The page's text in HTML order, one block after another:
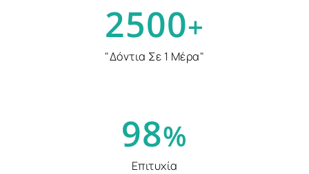
2500+
"Δόντια Σε 1 Μέρα"
98%
Επιτυχία